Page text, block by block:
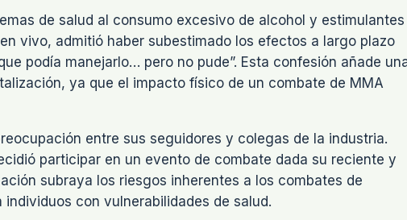
de salud al consumo excesivo de alcohol y estimulantes
vivo, admitió haber subestimado los efectos a largo plazo
podía manejarlo… pero no pude”. Esta confesión añade
ya que el impacto físico de un combate de MMA
entre sus seguidores y colegas de la industria.
participar en un evento de combate dada su reciente y
subraya los riesgos inherentes a los combates de
con vulnerabilidades de salud.